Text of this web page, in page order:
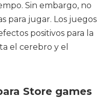
Sin embargo, no
para jugar. Los juegos
positivos para la
el cerebro y el
Store games